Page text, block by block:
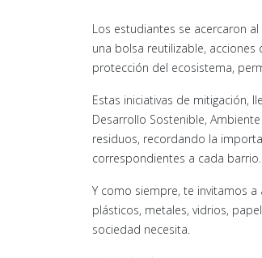
Los estudiantes se acercaron
una bolsa reutilizable,
protección del ecosistema,
Estas iniciativas de mitigación,
Desarrollo Sostenible,
residuos, recordando la
correspondientes a cada barrio.
Y como siempre, te invitamos
plásticos, metales, vidrios,
sociedad necesita.